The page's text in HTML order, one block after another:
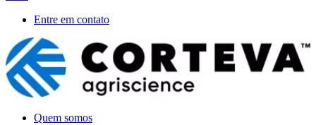
Entre em contato
Quem somos